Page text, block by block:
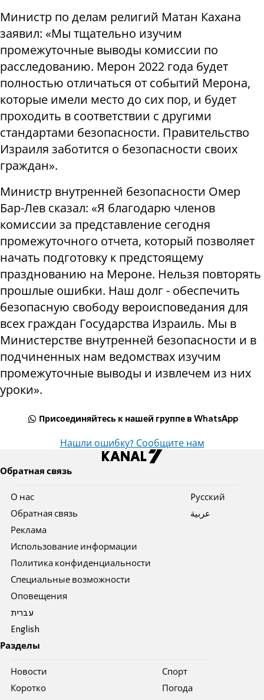
Министр по делам религий Матан Кахана
заявил: «Мы тщательно изучим
промежуточные выводы комиссии по
расследованию. Мерон 2022 года будет
полностью отличаться от событий Мерона,
которые имели место до сих пор, и будет
проходить в соответствии с другими
стандартами безопасности. Правительство
Израиля заботится о безопасности своих
граждан».
Министр внутренней безопасности Омер
Бар-Лев сказал: «Я благодарю членов
комиссии за представление сегодня
промежуточного отчета, который позволяет
начать подготовку к предстоящему
празднованию на Мероне. Нельзя повторять
прошлые ошибки. Наш долг - обеспечить
безопасную свободу вероисповедания для
всех граждан Государства Израиль. Мы в
Министерстве внутренней безопасности и в
подчиненных нам ведомствах изучим
промежуточные выводы и извлечем из них
уроки».
Присоединяйтесь к нашей группе в WhatsApp
Нашли ошибку? Сообщите нам
Обратная связь
О нас
Обратная связь
Реклама
Использование информации
Политика конфиденциальности
Специальные возможности
Оповещения
עברית
English
Pусский
عربية
Разделы
Новости
Коротко
Спорт
Погода